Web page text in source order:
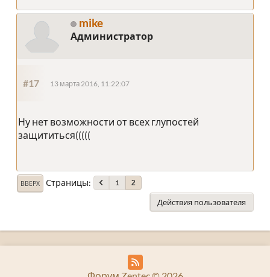
mike
Администратор
#17 13 марта 2016, 11:22:07
Ну нет возможности от всех глупостей
защититься(((((
ВВЕРХ Страницы 1 2
Действия пользователя